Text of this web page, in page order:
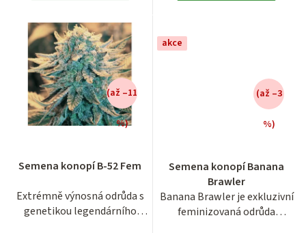
Semena konopí B-52 Fem
Extrémně výnosná odrůda s
genetikou legendárního
(až –11
%)
produktu
3,8
z
akce
Semena konopí Banana
Brawler
Banana Brawler je exkluzivní
feminizovaná odrůda
(až –3
%)
produktu
je
3,5
z